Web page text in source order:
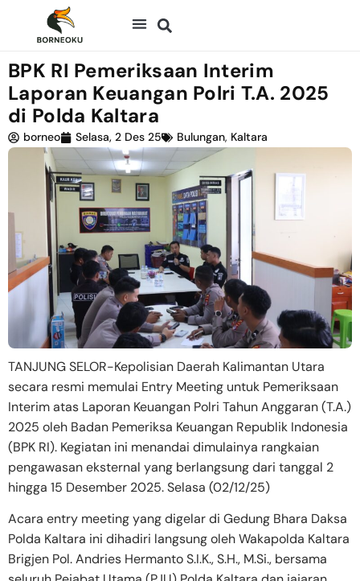
BPK RI Pemeriksaan Interim
Laporan Keuangan Polri T.A. 2025
di Polda Kaltara
borneo Selasa, 2 Des 25 Bulungan, Kaltara
TANJUNG SELOR-Kepolisian Daerah Kalimantan Utara
secara resmi memulai Entry Meeting untuk Pemeriksaan
Interim atas Laporan Keuangan Polri Tahun Anggaran (T.A.)
2025 oleh Badan Pemeriksa Keuangan Republik Indonesia
(BPK RI). Kegiatan ini menandai dimulainya rangkaian
pengawasan eksternal yang berlangsung dari tanggal 2
hingga 15 Desember 2025. Selasa (02/12/25)
​Acara entry meeting yang digelar di Gedung Bhara Daksa
Polda Kaltara ini dihadiri langsung oleh Wakapolda Kaltara
Brigjen Pol. Andries Hermanto S.I.K., S.H., M.Si., bersama